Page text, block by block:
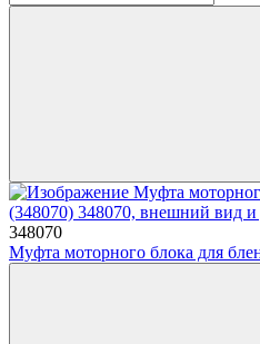
348070
Муфта моторного блока для